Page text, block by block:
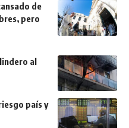
de
pero
al
país y